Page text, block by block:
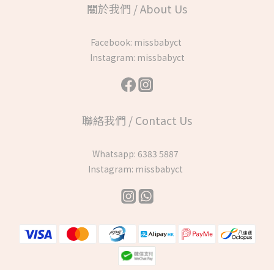
關於我們 / About Us
Facebook: missbabyct
Instagram: missbabyct
聯絡我們 / Contact Us
Whatsapp: 6383 5887
Instagram: missbabyct